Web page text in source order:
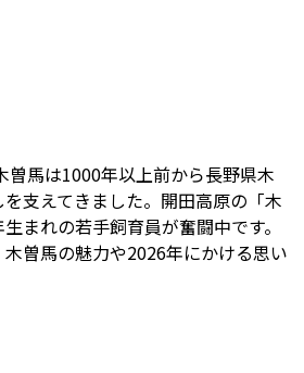
曽馬は1000年以上前から長野県木
支えてきました。開田高原の「木
まれの若手飼育員が奮闘中です。
曽馬の魅力や2026年にかける思い